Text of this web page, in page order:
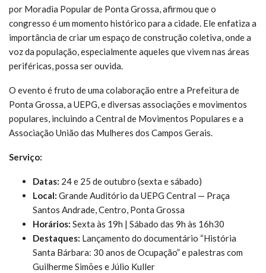
por Moradia Popular de Ponta Grossa, afirmou que o
congresso é um momento histórico para a cidade. Ele enfatiza a
importância de criar um espaço de construção coletiva, onde a
voz da população, especialmente aqueles que vivem nas áreas
periféricas, possa ser ouvida.
O evento é fruto de uma colaboração entre a Prefeitura de
Ponta Grossa, a UEPG, e diversas associações e movimentos
populares, incluindo a Central de Movimentos Populares e a
Associação União das Mulheres dos Campos Gerais.
Serviço:
Datas: 24 e 25 de outubro (sexta e sábado)
Local: Grande Auditório da UEPG Central — Praça
Santos Andrade, Centro, Ponta Grossa
Horários: Sexta às 19h | Sábado das 9h às 16h30
Destaques: Lançamento do documentário “História
Santa Bárbara: 30 anos de Ocupação” e palestras com
Guilherme Simões e Júlio Kuller